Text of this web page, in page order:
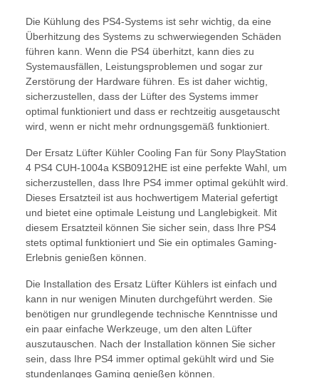
Die Kühlung des PS4-Systems ist sehr wichtig, da eine
Überhitzung des Systems zu schwerwiegenden Schäden
führen kann. Wenn die PS4 überhitzt, kann dies zu
Systemausfällen, Leistungsproblemen und sogar zur
Zerstörung der Hardware führen. Es ist daher wichtig,
sicherzustellen, dass der Lüfter des Systems immer
optimal funktioniert und dass er rechtzeitig ausgetauscht
wird, wenn er nicht mehr ordnungsgemäß funktioniert.
Der Ersatz Lüfter Kühler Cooling Fan für Sony PlayStation
4 PS4 CUH-1004a KSB0912HE ist eine perfekte Wahl, um
sicherzustellen, dass Ihre PS4 immer optimal gekühlt wird.
Dieses Ersatzteil ist aus hochwertigem Material gefertigt
und bietet eine optimale Leistung und Langlebigkeit. Mit
diesem Ersatzteil können Sie sicher sein, dass Ihre PS4
stets optimal funktioniert und Sie ein optimales Gaming-
Erlebnis genießen können.
Die Installation des Ersatz Lüfter Kühlers ist einfach und
kann in nur wenigen Minuten durchgeführt werden. Sie
benötigen nur grundlegende technische Kenntnisse und
ein paar einfache Werkzeuge, um den alten Lüfter
auszutauschen. Nach der Installation können Sie sicher
sein, dass Ihre PS4 immer optimal gekühlt wird und Sie
stundenlanges Gaming genießen können.